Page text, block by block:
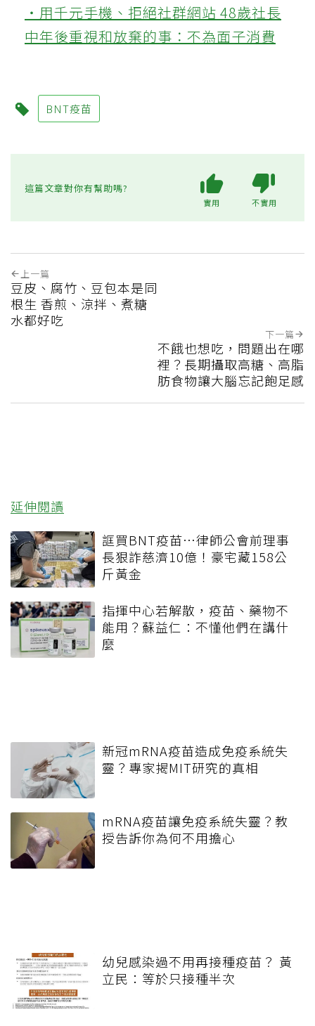
‧用千元手機、拒絕社群網站 48歲社長
中年後重視和放棄的事：不為面子消費
BNT疫苗
這篇文章對你有幫助嗎?
實用 不實用
上一篇
豆皮、腐竹、豆包本是同
根生 香煎、涼拌、煮糖
水都好吃
下一篇
不餓也想吃，問題出在哪
裡？長期攝取高糖、高脂
肪食物讓大腦忘記飽足感
延伸閱讀
誆買BNT疫苗…律師公會前理事
長狠詐慈濟10億！豪宅藏158公
斤黃金
指揮中心若解散，疫苗、藥物不
能用？蘇益仁：不懂他們在講什
麼
新冠mRNA疫苗造成免疫系統失
靈？專家揭MIT研究的真相
mRNA疫苗讓免疫系統失靈？教
授告訴你為何不用擔心
幼兒感染過不用再接種疫苗？ 黃
立民：等於只接種半次